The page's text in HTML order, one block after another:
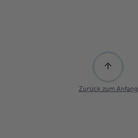
Zurück zum Anfang